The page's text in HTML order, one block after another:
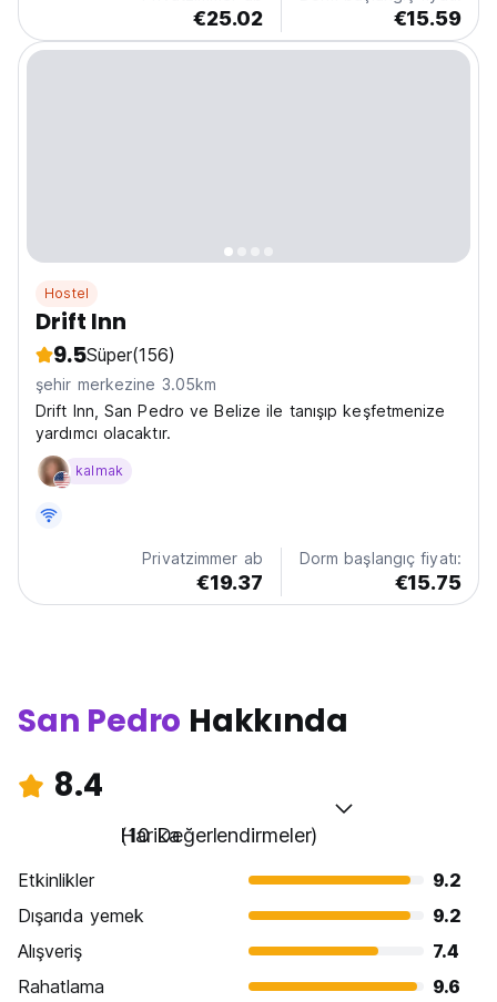
€25.02 €15.59
Hostel
Drift Inn
9.5Süper(156)
şehir merkezine 3.05km
Drift Inn, San Pedro ve Belize ile tanışıp keşfetmenize
yardımcı olacaktır.
kalmak
Privatzimmer ab
€19.37
Dorm başlangıç fiyatı:
€15.75
San Pedro Hakkında
8.4
Harika
(10 Değerlendirmeler)
Etkinlikler
9.2
Dışarıda yemek
9.2
Alışveriş
7.4
Rahatlama
9.6